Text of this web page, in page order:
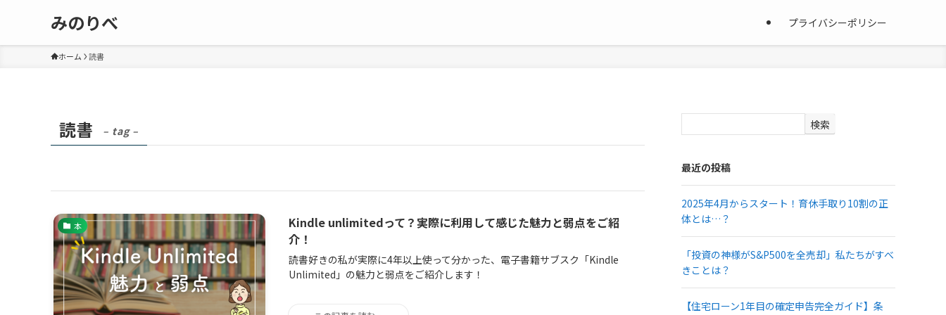
みのりべ プライバシーポリシー
ホーム 読書
読書 – tag –
本
Kindle unlimitedって？実際に利用して感じた魅力と弱点をご紹
介！
読書好きの私が実際に4年以上使って分かった、電子書籍サブスク「Kindle
Unlimited」の魅力と弱点をご紹介します！
検索
最近の投稿
2025年4月からスタート！育休手取り10割の正
体とは…？
「投資の神様がS&P500を全売却」私たちがすべ
きことは？
【住宅ローン1年目の確定申告完全ガイド】条